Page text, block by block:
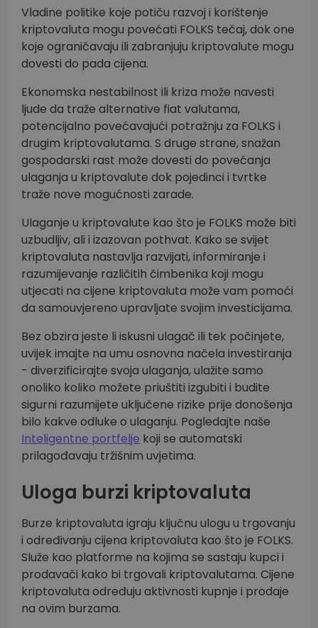
Vladine politike koje potiču razvoj i korištenje
kriptovaluta mogu povećati FOLKS tečaj, dok one
koje ograničavaju ili zabranjuju kriptovalute mogu
dovesti do pada cijena.
Ekonomska nestabilnost ili kriza može navesti
ljude da traže alternative fiat valutama,
potencijalno povećavajući potražnju za FOLKS i
drugim kriptovalutama. S druge strane, snažan
gospodarski rast može dovesti do povećanja
ulaganja u kriptovalute dok pojedinci i tvrtke
traže nove mogućnosti zarade.
Ulaganje u kriptovalute kao što je FOLKS može biti
uzbudljiv, ali i izazovan pothvat. Kako se svijet
kriptovaluta nastavlja razvijati, informiranje i
razumijevanje različitih čimbenika koji mogu
utjecati na cijene kriptovaluta može vam pomoći
da samouvjereno upravljate svojim investicijama.
Bez obzira jeste li iskusni ulagač ili tek počinjete,
uvijek imajte na umu osnovna načela investiranja
- diverzificirajte svoja ulaganja, ulažite samo
onoliko koliko možete priuštiti izgubiti i budite
sigurni razumijete uključene rizike prije donošenja
bilo kakve odluke o ulaganju. Pogledajte naše
Inteligentne portfelje koji se automatski
prilagođavaju tržišnim uvjetima.
Uloga burzi kriptovaluta
Burze kriptovaluta igraju ključnu ulogu u trgovanju
i određivanju cijena kriptovaluta kao što je FOLKS.
Služe kao platforme na kojima se sastaju kupci i
prodavači kako bi trgovali kriptovalutama. Cijene
kriptovaluta određuju aktivnosti kupnje i prodaje
na ovim burzama.